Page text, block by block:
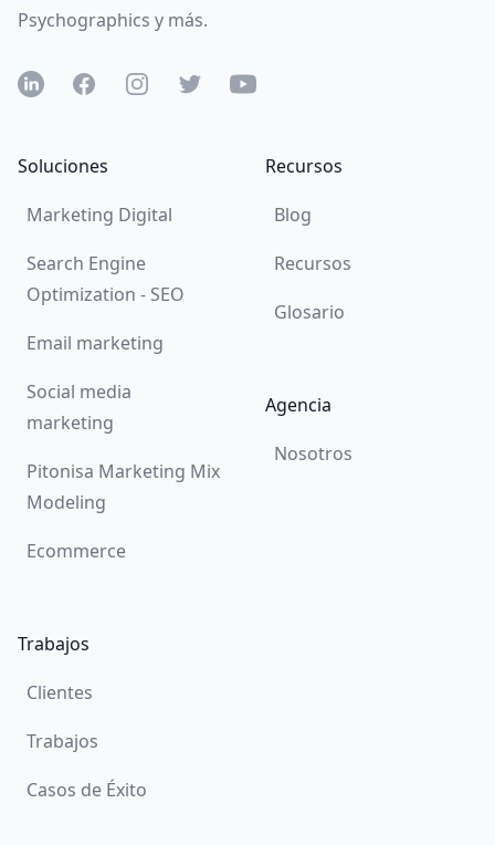
Psychographics y más.
LinkedINFacebookInstagramTwitterYouTube
Soluciones
Marketing Digital
Search Engine
Optimization - SEO
Email marketing
Social media
marketing
Pitonisa Marketing Mix
Modeling
Ecommerce
Trabajos
Clientes
Trabajos
Casos de Éxito
Recursos
Blog
Recursos
Glosario
Agencia
Nosotros